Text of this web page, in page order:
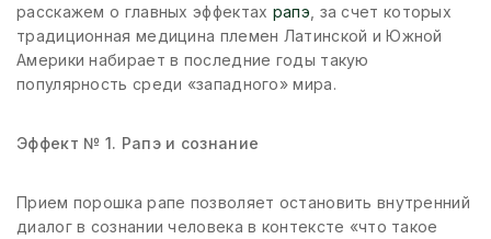
расскажем о главных эффектах рапэ , за счет которых
традиционная медицина племен Латинской и Южной
Америки набирает в последние годы такую
популярность среди «западного» мира.
Эффект № 1. Рапэ и сознание
Прием порошка рапе позволяет остановить внутренний
диалог в сознании человека в контексте «что такое